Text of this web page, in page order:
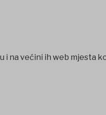
i na većini ih web mjesta